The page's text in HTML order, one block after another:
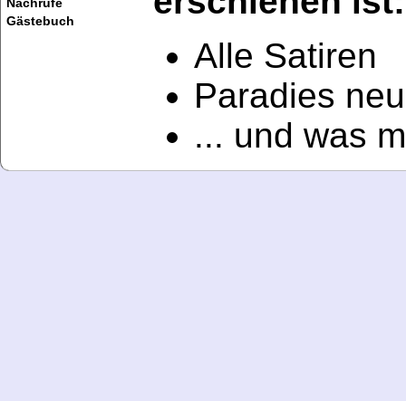
Nachrufe
Gästebuch
Alle Satiren
Paradies
... und was